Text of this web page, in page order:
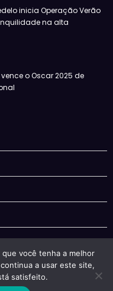
inicia Operação Verão
na alta
o Oscar 2025 de
você tenha a melhor
a usar este site,
satisfeito.